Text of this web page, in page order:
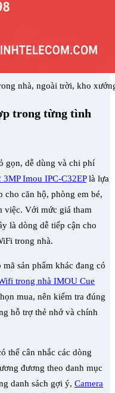
nhà, ngoài trời, kho
trong từng tình
gọn, dễ dùng và chi phí
Imou IPC-C32EPlà lựa
cho căn hộ, phòng em bé,
việc. Với mức giá tham
là dòng dễ tiếp cận cho
trong nhà.
sản phẩm khác đang có
trong nhà IMOU Cue
mua, nên kiểm tra đúng
hỗ trợ thẻ nhớ và chính
thể cân nhắc các dòng
đương theo danh mục
danh sách gợi ý, Camera